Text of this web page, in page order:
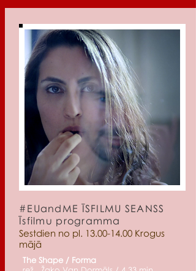
#EUandME ĪSFILMU SEANSS
Īsfilmu programma
Sestdien no pl. 13.00-14.00 Krogus
mājā
The Shape / Forma